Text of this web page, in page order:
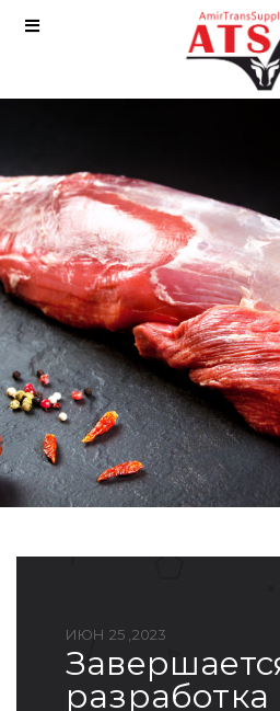
ИЮН 25 ,2023
завершается
разработка